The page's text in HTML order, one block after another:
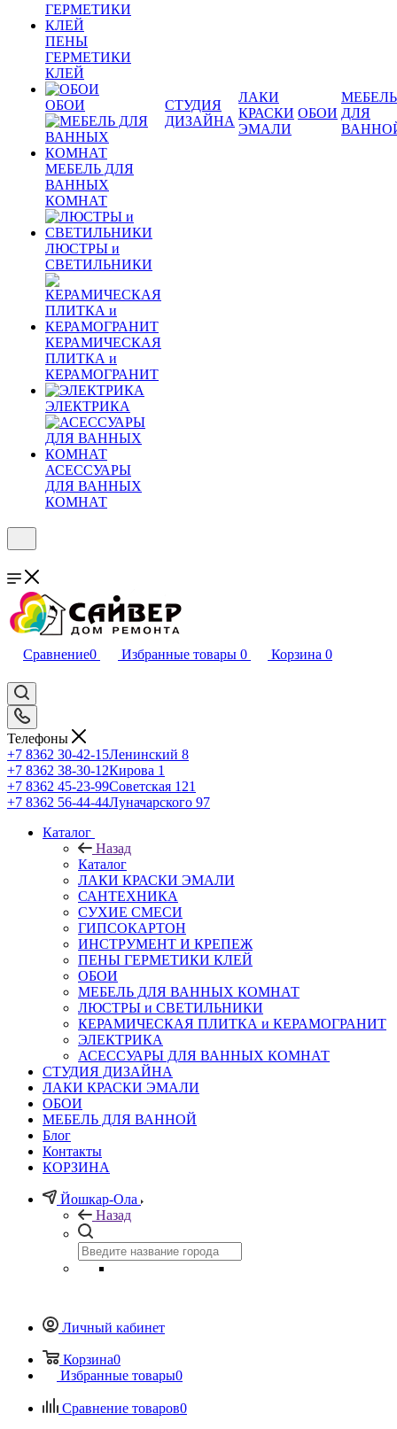
ПЕНЫ
ГЕРМЕТИКИ
КЛЕЙ
ОБОИ
МЕБЕЛЬ ДЛЯ
ВАННЫХ
КОМНАТ
ЛЮСТРЫ и
СВЕТИЛЬНИКИ
КЕРАМИЧЕСКАЯ
ПЛИТКА и
КЕРАМОГРАНИТ
ЭЛЕКТРИКА
АСЕССУАРЫ
ДЛЯ ВАННЫХ
КОМНАТ
СТУДИЯ
ДИЗАЙНА
ЛАКИ
КРАСКИ
ЭМАЛИ
ОБОИ
МЕБЕЛЬ
ДЛЯ
Сравнение0 Избранные товары 0 Корзина 0
Телефоны
+7 8362 30-42-15Ленинский 8
+7 8362 38-30-12Кирова 1
+7 8362 45-23-99Советская 121
+7 8362 56-44-44Луначарского 97
Каталог
Назад
Каталог
ЛАКИ КРАСКИ ЭМАЛИ
САНТЕХНИКА
СУХИЕ СМЕСИ
ГИПСОКАРТОН
ИНСТРУМЕНТ И КРЕПЕЖ
ПЕНЫ ГЕРМЕТИКИ КЛЕЙ
ОБОИ
МЕБЕЛЬ ДЛЯ ВАННЫХ КОМНАТ
ЛЮСТРЫ и СВЕТИЛЬНИКИ
КЕРАМИЧЕСКАЯ ПЛИТКА и КЕРАМОГРАНИТ
ЭЛЕКТРИКА
АСЕССУАРЫ ДЛЯ ВАННЫХ КОМНАТ
СТУДИЯ ДИЗАЙНА
ЛАКИ КРАСКИ ЭМАЛИ
ОБОИ
МЕБЕЛЬ ДЛЯ ВАННОЙ
Блог
Контакты
КОРЗИНА
Йошкар-Ола
Назад
Личный кабинет
Корзина0
Избранные товары0
Сравнение товаров0